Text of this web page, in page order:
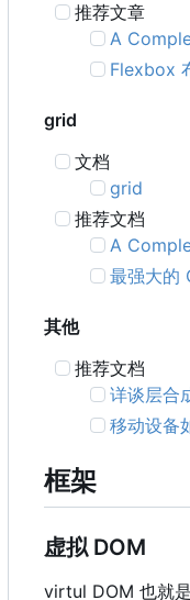
推荐文章
A
Flexbox
grid
文档
grid
推荐文档
A
最强大
其他
推荐文档
详谈层合
移动设备
框架
虚拟 DOM
virtul DOM 也就